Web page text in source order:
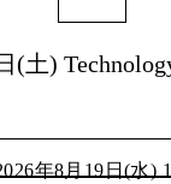
(土)
年8月19日(水)